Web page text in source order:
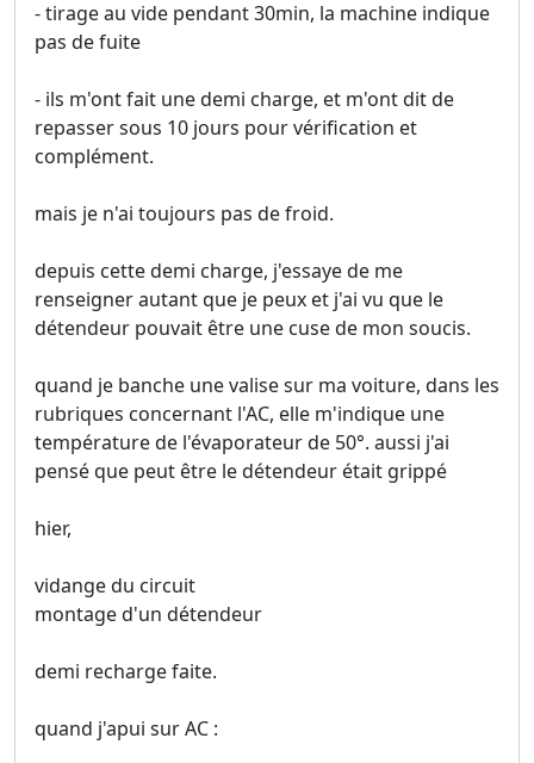
- tirage au vide pendant 30min, la machine indique
pas de fuite
- ils m'ont fait une demi charge, et m'ont dit de
repasser sous 10 jours pour vérification et
complément.
mais je n'ai toujours pas de froid.
depuis cette demi charge, j'essaye de me
renseigner autant que je peux et j'ai vu que le
détendeur pouvait être une cuse de mon soucis.
quand je banche une valise sur ma voiture, dans les
rubriques concernant l'AC, elle m'indique une
température de l'évaporateur de 50°. aussi j'ai
pensé que peut être le détendeur était grippé
hier,
vidange du circuit
montage d'un détendeur
demi recharge faite.
quand j'apui sur AC :